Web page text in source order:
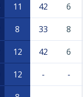
11 42 6
8 33 8
12 42 6
12 - -